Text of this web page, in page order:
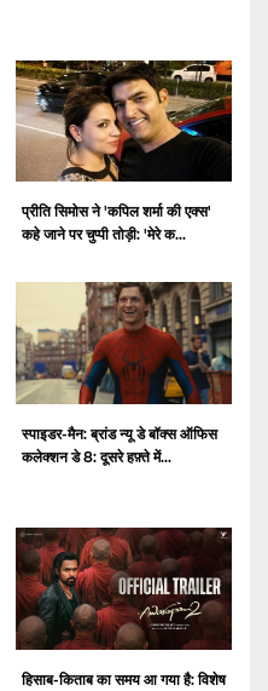
प्रीति सिमोस ने 'कपिल शर्मा की एक्स'
कहे जाने पर चुप्पी तोड़ी: 'मेरे क...
स्पाइडर-मैन: ब्रांड न्यू डे बॉक्स ऑफिस
कलेक्शन डे 8: दूसरे हफ़्ते में...
हिसाब-किताब का समय आ गया है: विशेष